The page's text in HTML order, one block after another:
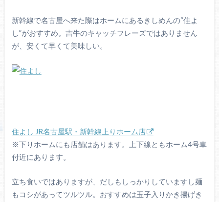
新幹線で名古屋へ来た際はホームにあるきしめんの“住よ
し”がおすすめ。吉牛のキャッチフレーズではありません
が、安くて早くて美味しい。
住よし JR名古屋駅・新幹線上りホーム店
※下りホームにも店舗はあります。上下線ともホーム4号車
付近にあります。
立ち食いではありますが、だしもしっかりしていますし麺
もコシがあってツルツル。おすすめは玉子入りかき揚げき